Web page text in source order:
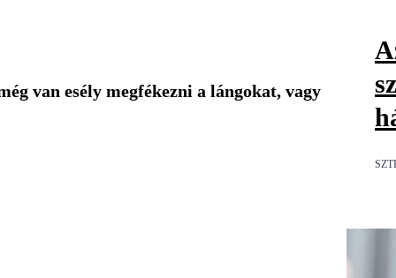
van esély megfékezni a lángokat, vagy